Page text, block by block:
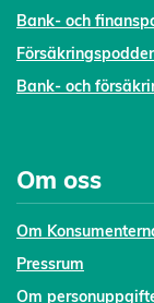
Bank- och
Bank- och
Om oss
Om
Pressrum
Om